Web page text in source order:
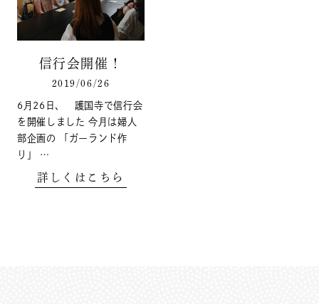
信行会開催！
2019/06/26
6月26日、 護国寺で信行会
を開催しました 今月は婦人
部企画の 「ガーランド作
り」 …
詳しくはこちら